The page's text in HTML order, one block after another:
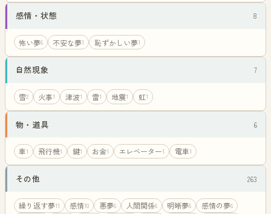
感情・状態 8
怖い夢6 不安な夢1 恥ずかしい夢1
自然現象 7
雪2 火事1 津波1 雷1 地震1 虹1
物・道具 6
車1 飛行機1 鍵1 お金1 エレベーター1 電車1
その他 263
繰り返す夢11 感情10 悪夢6 人間関係6 明晰夢6 感情の夢6